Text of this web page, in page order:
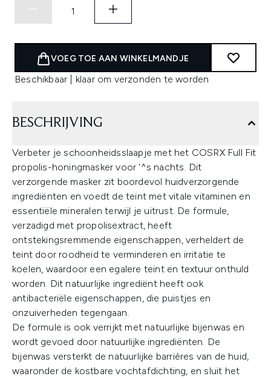
VOEG TOE AAN WINKELMANDJE
Beschikbaar | klaar om verzonden te worden
BESCHRIJVING
Verbeter je schoonheidsslaapje met het COSRX Full Fit
propolis-honingmasker voor '^s nachts. Dit
verzorgende masker zit boordevol huidverzorgende
ingrediënten en voedt de teint met vitale vitaminen en
essentiële mineralen terwijl je uitrust. De formule,
verzadigd met propolisextract, heeft
ontstekingsremmende eigenschappen, verheldert de
teint door roodheid te verminderen en irritatie te
koelen, waardoor een egalere teint en textuur onthuld
worden. Dit natuurlijke ingrediënt heeft ook
antibacteriële eigenschappen, die puistjes en
onzuiverheden tegengaan.
De formule is ook verrijkt met natuurlijke bijenwas en
wordt gevoed door natuurlijke ingrediënten. De
bijenwas versterkt de natuurlijke barrières van de huid,
waaronder de kostbare vochtafdichting, en sluit het